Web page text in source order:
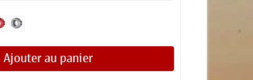
Ajouter au panier